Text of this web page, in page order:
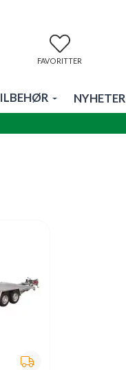
FAVORITTER
NYHETER